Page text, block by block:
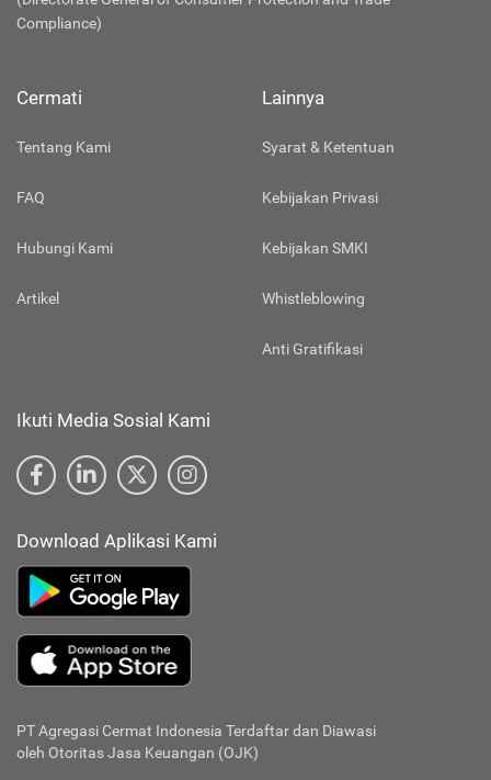
Compliance)
Cermati
Tentang Kami
FAQ
Hubungi Kami
Artikel
Lainnya
Syarat & Ketentuan
Kebijakan Privasi
Kebijakan SMKI
Whistleblowing
Anti Gratifikasi
Ikuti Media Sosial Kami
Download Aplikasi Kami
PT Agregasi Cermat Indonesia Terdaftar dan Diawasi
oleh Otoritas Jasa Keuangan (OJK)